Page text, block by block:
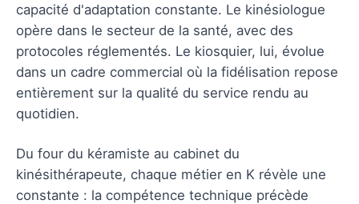
capacité d'adaptation constante. Le kinésiologue
opère dans le secteur de la santé, avec des
protocoles réglementés. Le kiosquier, lui, évolue
dans un cadre commercial où la fidélisation repose
entièrement sur la qualité du service rendu au
quotidien.
Du four du kéramiste au cabinet du
kinésithérapeute, chaque métier en K révèle une
constante : la compétence technique précède